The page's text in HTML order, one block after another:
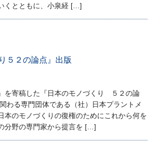
くとともに、小泉経 […]
５２の論点』出版
を寄稿した『日本のモノづくり ５２の論
わる専門団体である（社）日本プラントメ
本のモノづくりの復権のためにこれから何を
分野の専門家から提言を […]